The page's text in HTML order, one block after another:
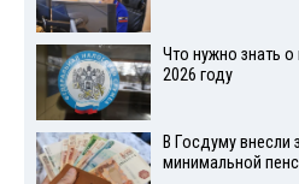
Что нужно знать о
2026 году
В Госдуму внесли
минимальной